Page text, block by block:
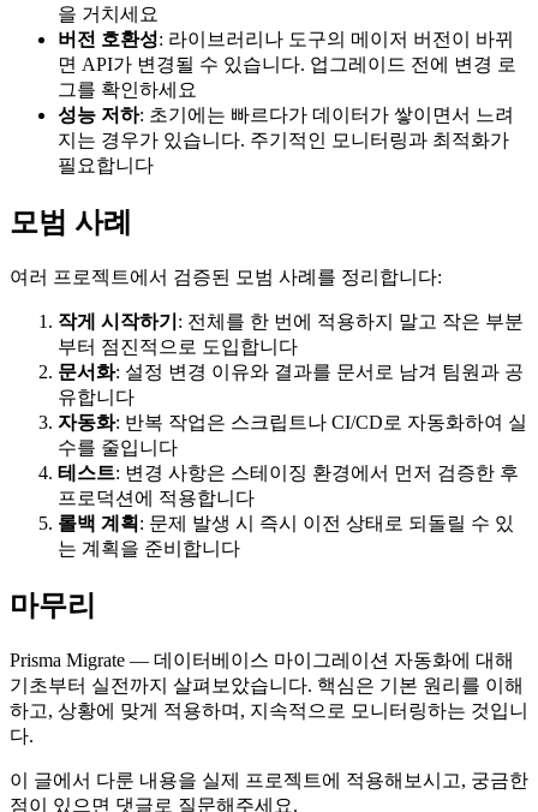
을 거치세요
버전 호환성: 라이브러리나 도구의 메이저 버전이 바뀌
면 API가 변경될 수 있습니다. 업그레이드 전에 변경 로
그를 확인하세요
성능 저하: 초기에는 빠르다가 데이터가 쌓이면서 느려
지는 경우가 있습니다. 주기적인 모니터링과 최적화가
필요합니다
모범 사례
여러 프로젝트에서 검증된 모범 사례를 정리합니다:
작게 시작하기 : 전체를 한 번에 적용하지 말고 작은 부분
부터 점진적으로 도입합니다
문서화: 설정 변경 이유와 결과를 문서로 남겨 팀원과 공
유합니다
자동화: 반복 작업은 스크립트나 CI/CD로 자동화하여 실
수를 줄입니다
테스트: 변경 사항은 스테이징 환경에서 먼저 검증한 후
프로덕션에 적용합니다
롤백 계획 : 문제 발생 시 즉시 이전 상태로 되돌릴 수 있
는 계획을 준비합니다
마무리
Prisma Migrate — 데이터베이스 마이그레이션 자동화에 대해
기초부터 실전까지 살펴보았습니다. 핵심은 기본 원리를 이해
하고, 상황에 맞게 적용하며, 지속적으로 모니터링하는 것입니
다.
이 글에서 다룬 내용을 실제 프로젝트에 적용해보시고, 궁금한
점이 있으면 댓글로 질문해주세요.